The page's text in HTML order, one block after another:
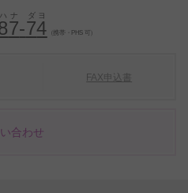
7-74 （携帯・PHS 可）
FAX申込書
合わせ